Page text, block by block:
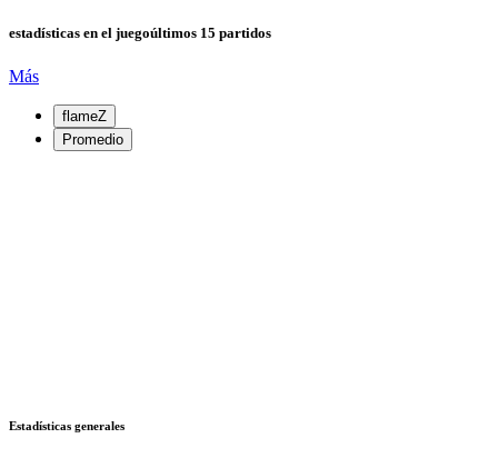
estadísticas en el juegoúltimos 15 partidos
Más
flameZ
Promedio
Estadísticas generales